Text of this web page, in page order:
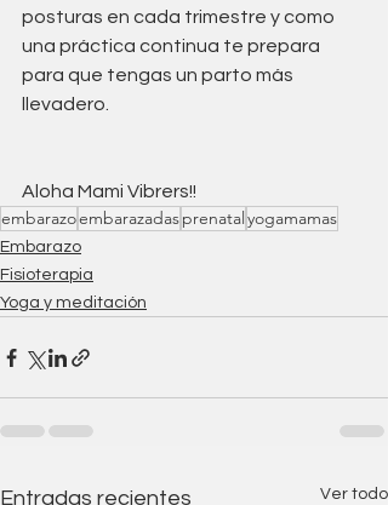
posturas en cada trimestre y como
una práctica continua te prepara
para que tengas un parto más
llevadero.
Aloha Mami Vibrers!!
embarazoembarazadasprenatalyogamamas
Embarazo
Fisioterapia
Yoga y meditación
Entradas recientes Ver todo